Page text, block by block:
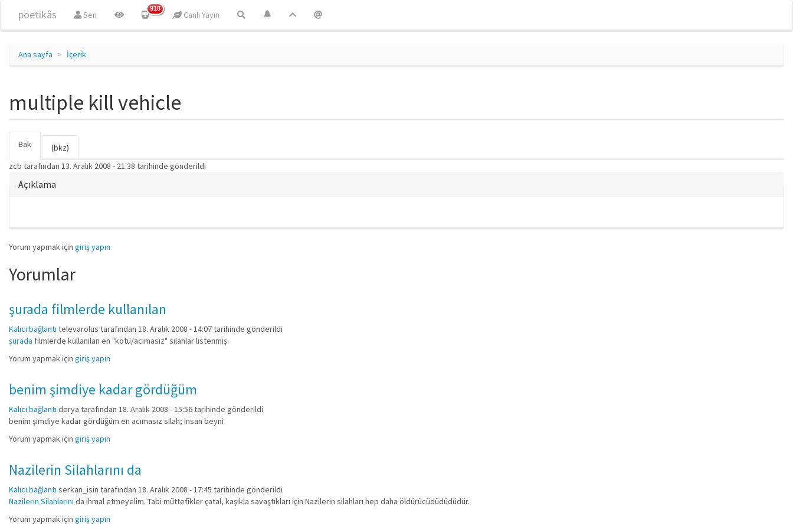
pöetikâs Sen
918
Canlı Yayın
Ana sayfa İçerik
multiple kill vehicle
Birincil sekmeler
Bak
sekme)
(bkz)
zcb tarafından 13. Aralık 2008 - 21:38 tarihinde gönderildi
Gizle
Açıklama
Yorum yapmak için giriş yapın
Yorumlar
şurada filmlerde kullanılan
Kalıcı bağlantı televarolus tarafından 18. Aralık 2008 - 14:07 tarihinde gönderildi
şurada filmlerde kullanılan en "kötü/acımasız" silahlar listenmiş.
Yorum yapmak için giriş yapın
benim şimdiye kadar gördüğüm
Kalıcı bağlantı derya tarafından 18. Aralık 2008 - 15:56 tarihinde gönderildi
benim şimdiye kadar gördüğüm en acımasız silah; insan beyni
Yorum yapmak için giriş yapın
Nazilerin Silahlarını da
Kalıcı bağlantı serkan_isin tarafından 18. Aralık 2008 - 17:45 tarihinde gönderildi
Nazilerin Silahlarını da ihmal etmeyelim. Tabi müttefikler çatal, kaşıkla savaştıkları için Nazilerin silahları hep daha öldürücüdüdüdüdür.
Yorum yapmak için giriş yapın